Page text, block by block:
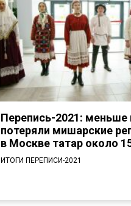
Перепись-2021: меньше
потеряли мишарские
в Москве татар около
ИТОГИ ПЕРЕПИСИ-2021